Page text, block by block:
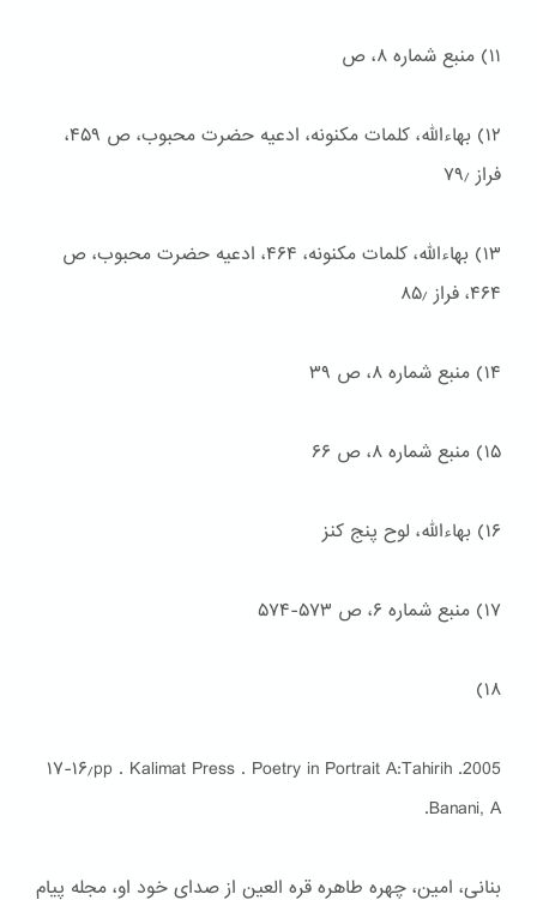
۱۱) منبع شماره ۸، ص
۱۲) بهاءالله، کلمات مکنونه، ادعیه حضرت محبوب، ص ۴۵۹،
فراز ۷۹٫
۱۳) بهاءالله، کلمات مکنونه، ۴۶۴، ادعیه حضرت محبوب، ص
۴۶۴، فراز ۸۵٫
۱۴) منبع شماره ۸، ص ۳۹
۱۵) منبع شماره ۸، ص ۶۶
۱۶) بهاءالله، لوح پنج کنز
۱۷) منبع شماره ۶، ص ۵۷۳-۵۷۴
۱۸)
۱۷-۱۶٫pp . Kalimat Press . Poetry in Portrait A:Tahirih .2005
.Banani, A
بنانی، امین، چهره طاهره قره العین از صدای خود او، مجله پیام